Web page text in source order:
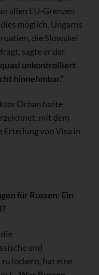
allen EU-Grenzen
möglich. Ungarns
die Slowakei
sagte er der
quasi unkontrolliert
hinnehmbar.“
Orban hatte
mit dem
Erteilung von Visa in
für Russen: Ein
und
lockern, hat eine